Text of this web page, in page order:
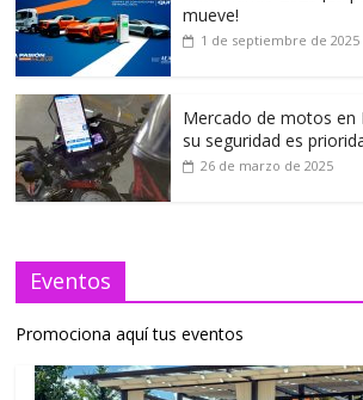
mueve!
1 de septiembre de 2025
Mercado de motos en
su seguridad es
26 de marzo de 2025
Eventos
Promociona aquí tus eventos